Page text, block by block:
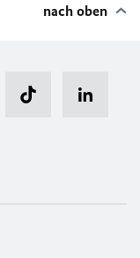
nach oben